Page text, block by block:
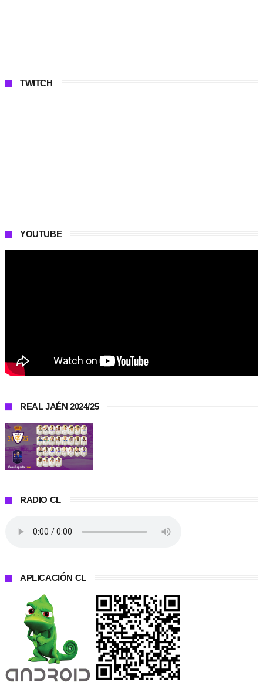
TWITCH
YOUTUBE
REAL JAÉN 2024/25
RADIO CL
APLICACIÓN CL